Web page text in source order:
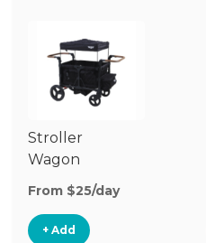
Stroller
Wagon
From $25/day
+ Add